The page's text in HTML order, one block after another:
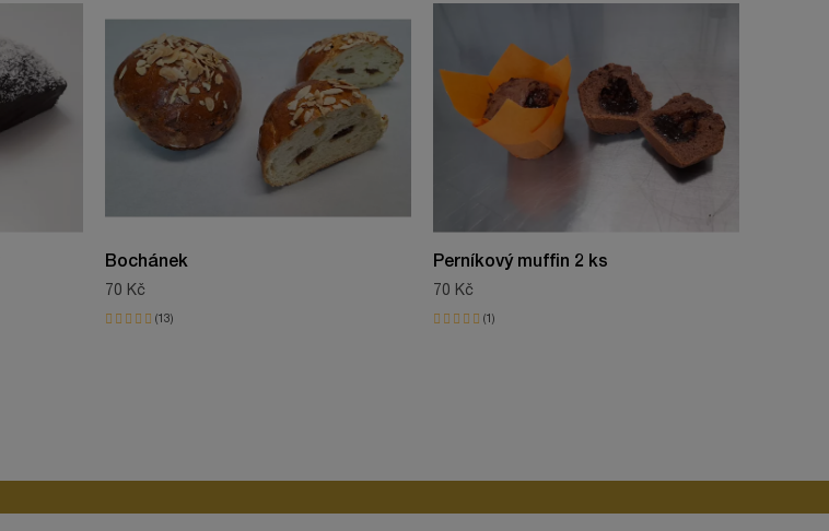
ANO
8594232480669
Olga
05.05.2023
Bochánek
70 Kč
13
Perníkový muffin 2 ks
70 Kč
1